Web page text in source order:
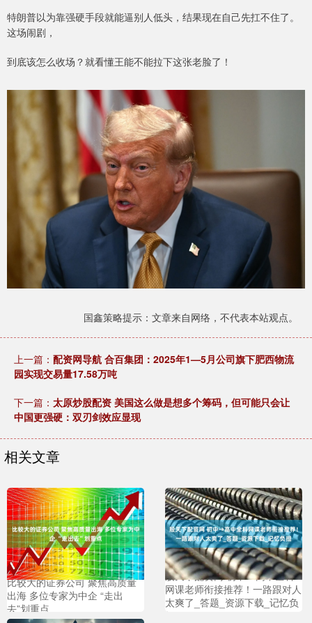
特朗普以为靠强硬手段就能逼别人低头，结果现在自己先扛不住了。
这场闹剧，
到底该怎么收场？就看懂王能不能拉下这张老脸了！
国鑫策略提示：文章来自网络，不代表本站观点。
上一篇： 配资网导航 合百集团：2025年1—5月公司旗下肥西物流
园实现交易量17.58万吨
下一篇： 太原炒股配资 美国这么做是想多个筹码，但可能只会让
中国更强硬：双刃剑效应显现
相关文章
比较大的证券公司 聚焦高质量
出海 多位专家为中企 “走出
去”划重点
股天下配资网 初中→高中全科
网课老师衔接推荐！一路跟对人
太爽了_答题_资源下载_记忆负
担